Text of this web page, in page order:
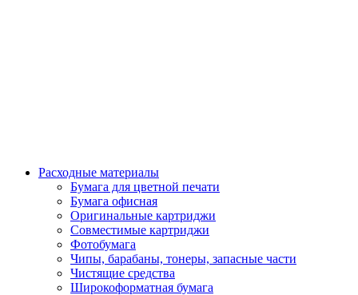
Расходные материалы
Бумага для цветной печати
Бумага офисная
Оригинальные картриджи
Совместимые картриджи
Фотобумага
Чипы, барабаны, тонеры, запасные части
Чистящие средства
Широкоформатная бумага